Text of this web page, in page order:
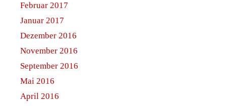
Februar 2017
Januar 2017
Dezember 2016
November 2016
September 2016
Mai 2016
April 2016